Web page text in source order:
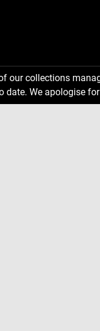
our collections
date. We apologise